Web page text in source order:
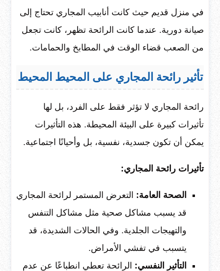
في منزل قديم حيث كانت أنابيب المجاري تحتاج إلى
صيانة دورية. عندما كانت الرائحة تظهر، كانت تجعل
من الصعب قضاء الوقت في المطابخ والحمامات.
تأثير رائحة المجاري على المحيط المحيط
رائحة المجاري لا تؤثر فقط على الفرد، بل لها
تأثيرات كبيرة على البيئة المحيطة. هذه التأثيرات
يمكن أن تكون جسدية، نفسية، بل وأحيانًا اجتماعية.
تأثيرات رائحة المجاري:
الصحة العامة: التعرض المستمر لرائحة المجاري
قد يسبب مشاكل صحية مثل مشاكل التنفس
والتهيجات الجلدية. وفي الحالات الشديدة، قد
يتسبب في تفشي الأمراض.
التأثير النفسي: الرائحة تعطي انطباعًا عن عدم